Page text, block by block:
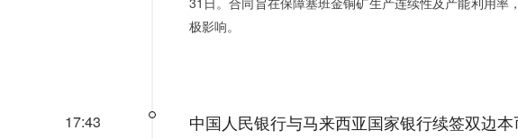
极影响。
17:43 中国人民银行与马来西亚国家银行续签双边